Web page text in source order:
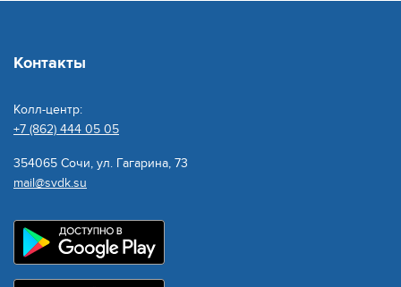
Контакты
Колл-центр:
+7 (862) 444 05 05
354065 Сочи, ул. Гагарина, 73
mail@svdk.su